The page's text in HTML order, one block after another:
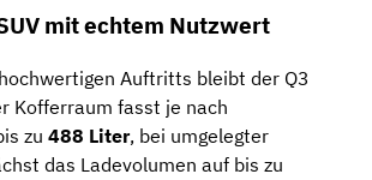
mit echtem Nutzwert
Auftritts bleibt der Q3
Kofferraum fasst je nach
zu 488 Liter, bei umgelegter
das Ladevolumen auf bis zu